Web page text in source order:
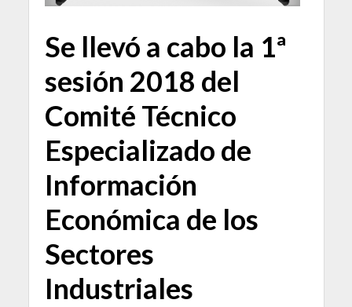
Se llevó a cabo la 1ª
sesión 2018 del
Comité Técnico
Especializado de
Información
Económica de los
Sectores
Industriales